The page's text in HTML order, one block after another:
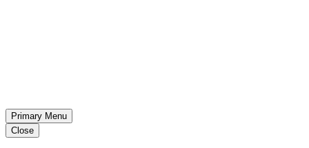
Primary Menu
Close